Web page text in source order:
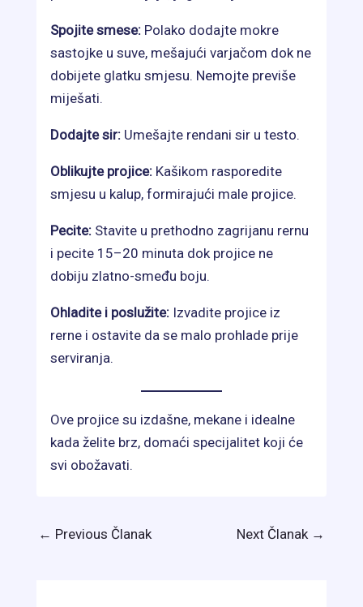
Spojite smese: Polako dodajte mokre
sastojke u suve, mešajući varjačom dok ne
dobijete glatku smjesu. Nemojte previše
miješati.
Dodajte sir: Umešajte rendani sir u testo.
Oblikujte projice: Kašikom rasporedite
smjesu u kalup, formirajući male projice.
Pecite: Stavite u prethodno zagrijanu rernu
i pecite 15–20 minuta dok projice ne
dobiju zlatno-smeđu boju.
Ohladite i poslužite: Izvadite projice iz
rerne i ostavite da se malo prohlade prije
serviranja.
Ove projice su izdašne, mekane i idealne
kada želite brz, domaći specijalitet koji će
svi obožavati.
← Previous Članak Next Članak →